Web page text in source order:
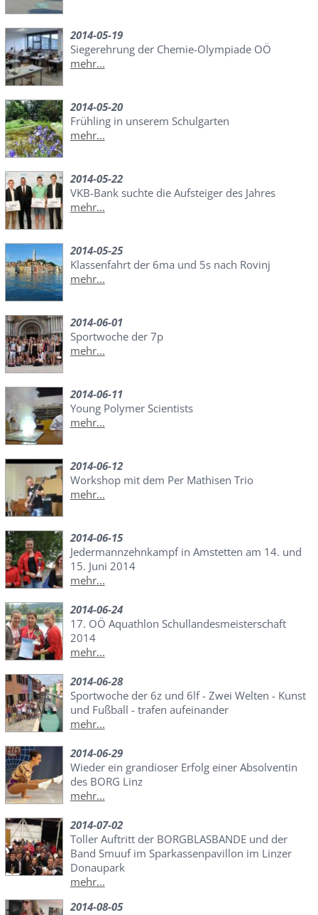
2014-05-19
Siegerehrung der Chemie-Olympiade OÖ
mehr...
2014-05-20
Frühling in unserem Schulgarten
mehr...
2014-05-22
VKB-Bank suchte die Aufsteiger des Jahres
mehr...
2014-05-25
Klassenfahrt der 6ma und 5s nach Rovinj
mehr...
2014-06-01
Sportwoche der 7p
mehr...
2014-06-11
Young Polymer Scientists
mehr...
2014-06-12
Workshop mit dem Per Mathisen Trio
mehr...
2014-06-15
Jedermannzehnkampf in Amstetten am 14. und
15. Juni 2014
mehr...
2014-06-24
17. OÖ Aquathlon Schullandesmeisterschaft
2014
mehr...
2014-06-28
Sportwoche der 6z und 6lf - Zwei Welten - Kunst
und Fußball - trafen aufeinander
mehr...
2014-06-29
Wieder ein grandioser Erfolg einer Absolventin
des BORG Linz
mehr...
2014-07-02
Toller Auftritt der BORGBLASBANDE und der
Band Smuuf im Sparkassenpavillon im Linzer
Donaupark
mehr...
2014-08-05